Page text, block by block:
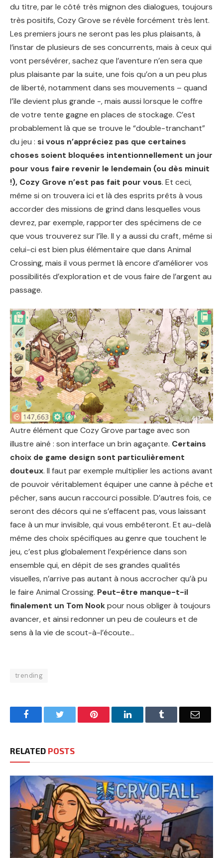
du titre, par le côté très mignon des dialogues, toujours
très positifs, Cozy Grove se révèle forcément très lent.
Les premiers jours ne seront pas les plus plaisants, à
l’instar de plusieurs de ses concurrents, mais à ceux qui
vont persévérer, sachez que l’aventure n’en sera que
plus plaisante par la suite, une fois qu’on a un peu plus
de liberté, notamment dans ses mouvements – quand
l’île devient plus grande -, mais aussi lorsque le coffre
de votre tente gagne en places de stockage. C’est
probablement là que se trouve le “double-tranchant”
du jeu : si vous n’appréciez pas que certaines
choses soient bloquées intentionnellement un jour
pour vous faire revenir le lendemain (ou dès minuit
!), Cozy Grove n’est pas fait pour vous. Et ceci,
même si on trouvera ici et là des esprits prêts à vous
accorder des missions de grind dans lesquelles vous
devrez, par exemple, rapporter des spécimens de ce
que vous trouverez sur l’île. Il y a aussi du craft, même si
celui-ci est bien plus élémentaire que dans Animal
Crossing, mais il vous permet là encore d’améliorer vos
possibilités d’exploration et de vous faire de l’argent au
passage.
Autre élément que Cozy Grove partage avec son
illustre ainé : son interface un brin agaçante. Certains
choix de game design sont particulièrement
douteux. Il faut par exemple multiplier les actions avant
de pouvoir véritablement équiper une canne à pêche et
pêcher, sans aucun raccourci possible. D’autres fois, ce
seront des décors qui ne s’effacent pas, vous laissant
face à un mur invisible, qui vous embêteront. Et au-delà
même des choix spécifiques au genre que touchent le
jeu, c’est plus globalement l’expérience dans son
ensemble qui, en dépit de ses grandes qualités
visuelles, n’arrive pas autant à nous accrocher qu’à pu
le faire Animal Crossing. Peut-être manque-t-il
finalement un Tom Nookpour nous obliger à toujours
avancer, et ainsi redonner un peu de couleurs et de
sens à la vie de scout-à-l’écoute…
trending
FacebookTwitter Pinterest LinkedInTumblr Email
RELATED POSTS